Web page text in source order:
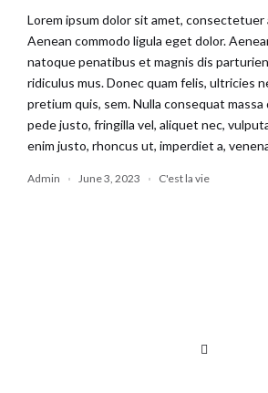
Lorem ipsum dolor sit amet, consectetuer
Aenean commodo ligula eget dolor.
natoque penatibus et magnis dis
ridiculus mus. Donec quam felis, ultricies
pretium quis, sem. Nulla consequat massa
pede justo, fringilla vel, aliquet nec,
enim justo, rhoncus ut, imperdiet a,
Admin June 3, 2023 C'est la vie